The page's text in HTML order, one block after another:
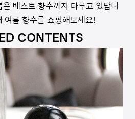
베스트 향수까지 다루고 있답니
여름 향수를 쇼핑해보세요!
CONTENTS